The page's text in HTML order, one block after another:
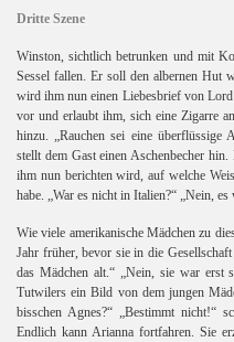
Dritte Szene
Winston, sichtlich betrunken und mit
Sessel fallen. Er soll den albernen Hut
wird ihm nun einen Liebesbrief von
vor und erlaubt ihm, sich eine Zigarre
hinzu. „Rauchen sei eine überflüssige
stellt dem Gast einen Aschenbecher
ihm nun berichten wird, auf welche
habe. „War es nicht in Italien?“ „Nein,
Wie viele amerikanische Mädchen zu
Jahr früher, bevor sie in die
das Mädchen alt.“ „Nein, sie war erst
Tutwilers ein Bild von dem jungen
bisschen Agnes?“ „Bestimmt nicht!“
Endlich kann Arianna fortfahren. Sie